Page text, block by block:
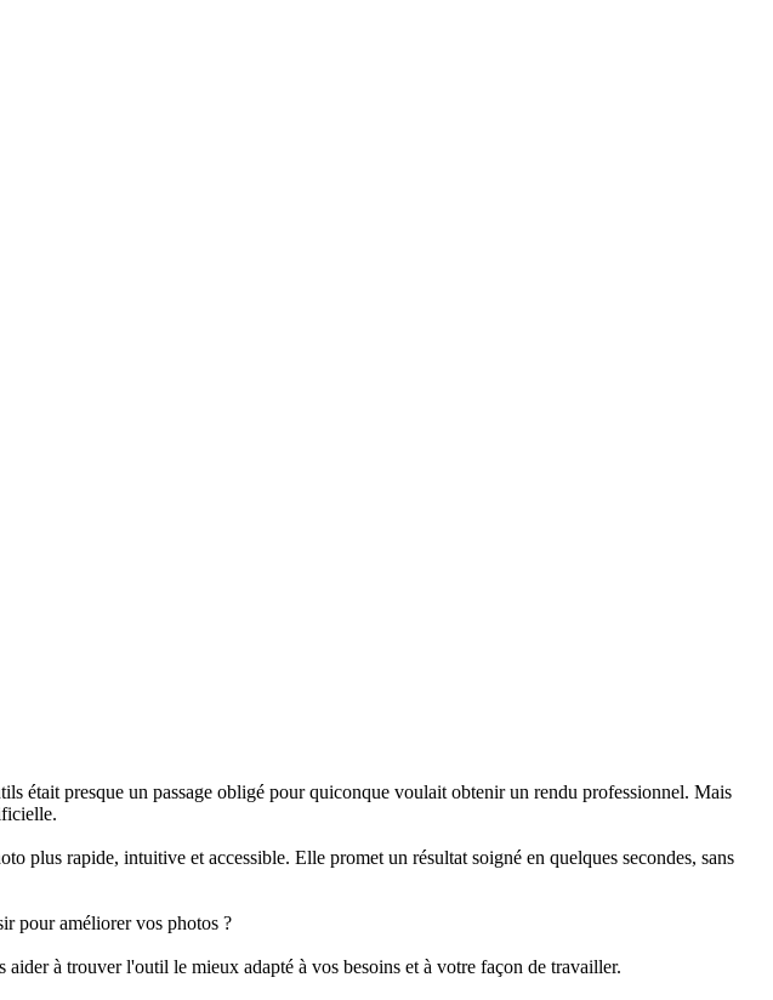
était presque un passage obligé pour quiconque voulait obtenir un rendu professionnel. Mais
plus rapide, intuitive et accessible. Elle promet un résultat soigné en quelques secondes, sans
pour améliorer vos photos ?
à trouver l'outil le mieux adapté à vos besoins et à votre façon de travailler.